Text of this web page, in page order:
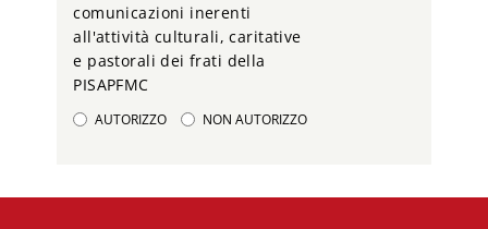
comunicazioni inerenti
all'attività culturali, caritative
e pastorali dei frati della
PISAPFMC
AUTORIZZO NON AUTORIZZO